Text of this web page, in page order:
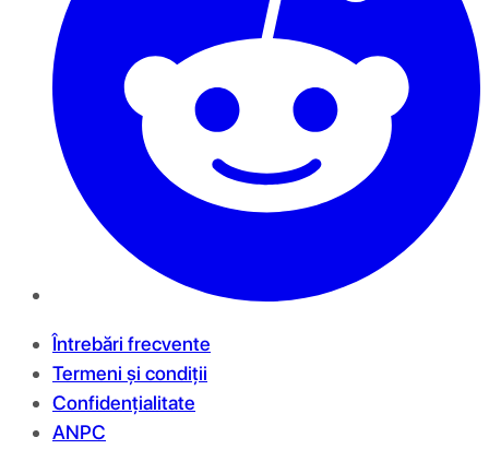
Întrebări frecvente
Termeni și condiții
Confidențialitate
ANPC